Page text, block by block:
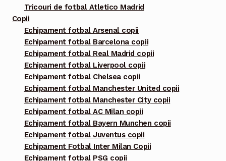
Tricouri de fotbal Atletico Madrid
Copii
Echipament fotbal Arsenal copii
Echipament fotbal Barcelona copii
Echipament fotbal Real Madrid copii
Echipament fotbal Liverpool copii
Echipament fotbal Chelsea copii
Echipament fotbal Manchester United copii
Echipament fotbal Manchester City copii
Echipament fotbal AC Milan copii
Echipament fotbal Bayern Munchen copii
Echipament fotbal Juventus copii
Echipament Fotbal Inter Milan Copii
Echipament fotbal PSG copii